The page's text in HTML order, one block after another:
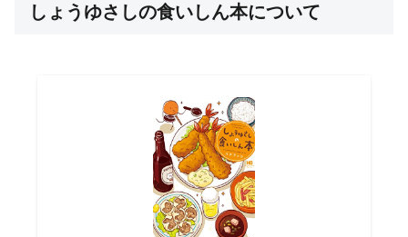
しょうゆさしの食いしん本について